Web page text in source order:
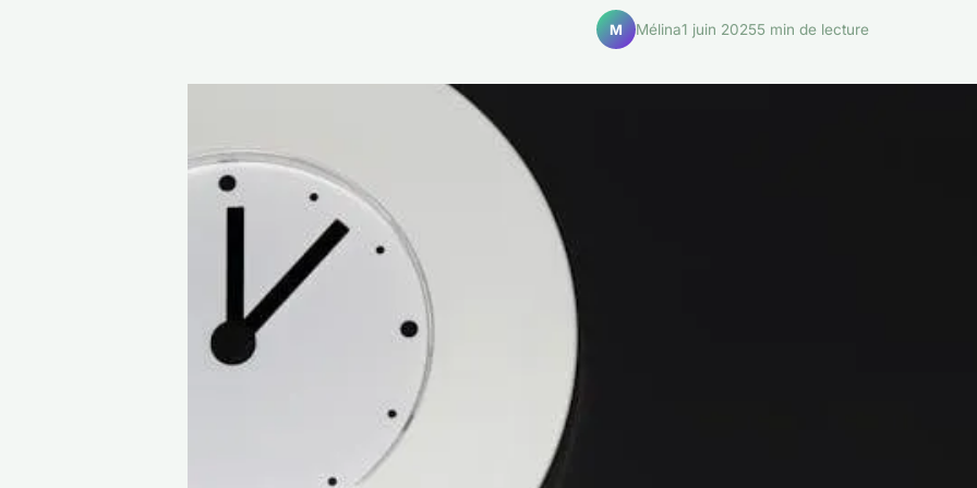
M Mélina1 juin 20255 min de lecture